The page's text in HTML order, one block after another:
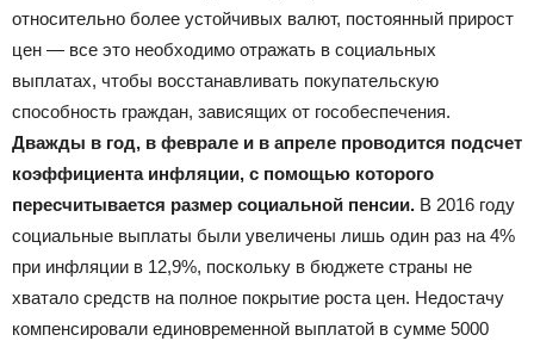
относительно более устойчивых валют, постоянный прирост
цен — все это необходимо отражать в социальных
выплатах, чтобы восстанавливать покупательскую
способность граждан, зависящих от гособеспечения.
Дважды в год, в феврале и в апреле проводится подсчет
коэффициента инфляции, с помощью которого
пересчитывается размер социальной пенсии. В 2016 году
социальные выплаты были увеличены лишь один раз на 4%
при инфляции в 12,9%, поскольку в бюджете страны не
хватало средств на полное покрытие роста цен. Недостачу
компенсировали единовременной выплатой в сумме 5000